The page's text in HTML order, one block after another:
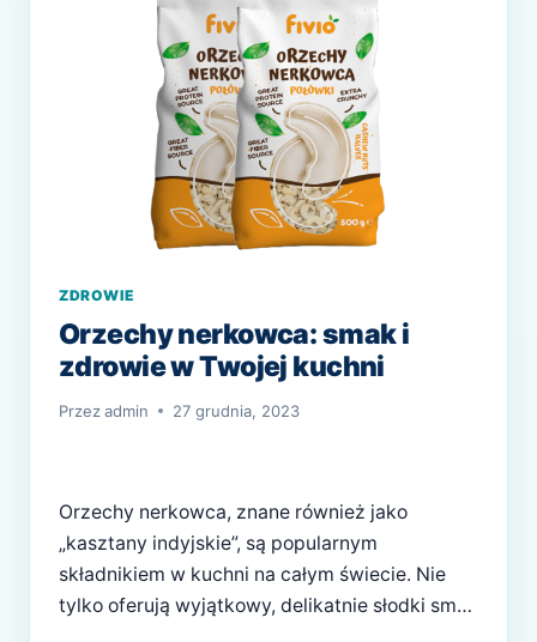
ZDROWIE
Orzechy nerkowca: smak i
zdrowie w Twojej kuchni
Przezadmin 27 grudnia, 2023
Orzechy nerkowca, znane również jako
„kasztany indyjskie”, są popularnym
składnikiem w kuchni na całym świecie. Nie
tylko oferują wyjątkowy, delikatnie słodki smak